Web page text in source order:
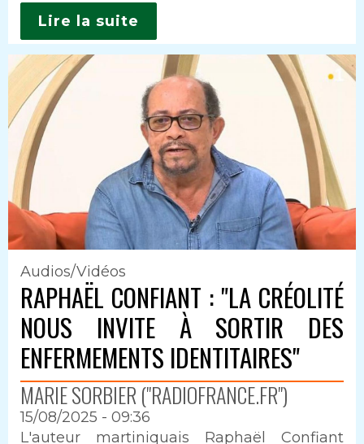
Lire la suite
Audios/Vidéos
RAPHAËL CONFIANT : "LA CRÉOLITÉ
NOUS INVITE À SORTIR DES
ENFERMEMENTS IDENTITAIRES"
MARIE SORBIER ("RADIOFRANCE.FR")
15/08/2025 - 09:36
Intro
L'auteur martiniquais Raphaël Confiant